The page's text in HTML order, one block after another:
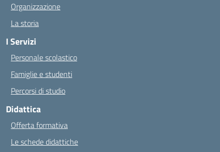
Organizzazione
La storia
I Servizi
Personale scolastico
Famiglie e studenti
Percorsi di studio
Didattica
Offerta formativa
Le schede didattiche